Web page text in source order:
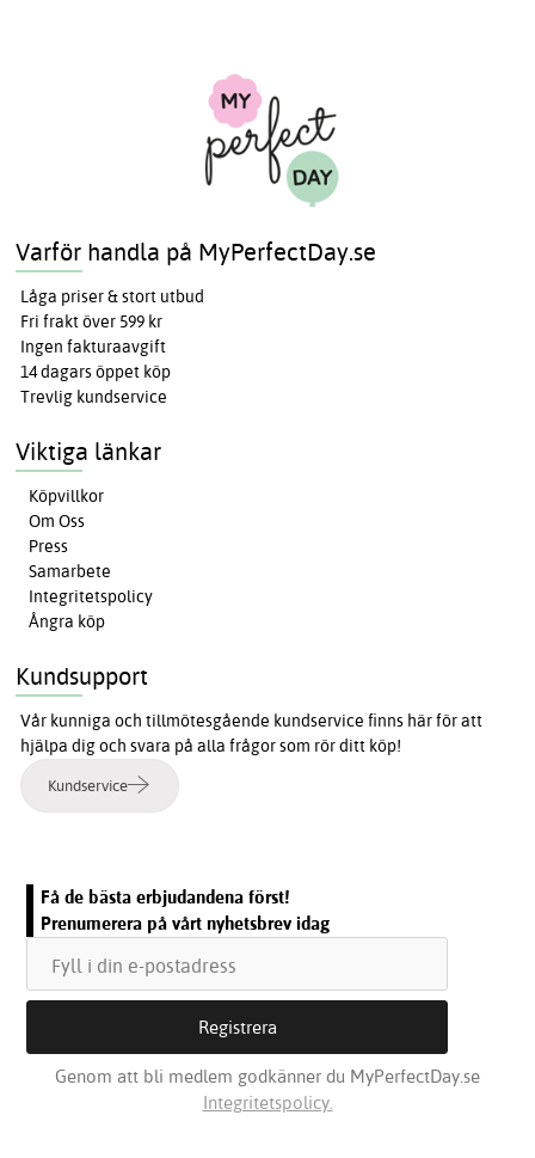
Varför handla på MyPerfectDay.se
Låga priser & stort utbud
Fri frakt över 599 kr
Ingen fakturaavgift
14 dagars öppet köp
Trevlig kundservice
Viktiga länkar
Köpvillkor
Om Oss
Press
Samarbete
Integritetspolicy
Ångra köp
Kundsupport
Vår kunniga och tillmötesgående kundservice finns här för att
hjälpa dig och svara på alla frågor som rör ditt köp!
Kundservice
Få de bästa erbjudandena först!
Prenumerera på vårt nyhetsbrev idag
Genom att bli medlem godkänner du MyPerfectDay.se
Integritetspolicy.